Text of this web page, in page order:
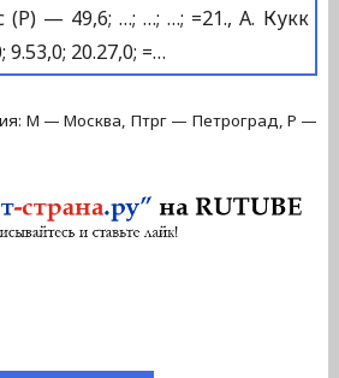
(Р) — 49,6; …; …; …; =21., А. Кукк
20.27,0; =…
М — Москва, Птрг — Петроград, Р —